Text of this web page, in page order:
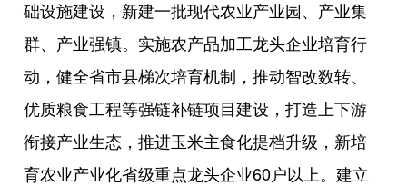
础设施建设，新建一批现代农业产业园、产业集
群、产业强镇。实施农产品加工龙头企业培育行
动，健全省市县梯次培育机制，推动智改数转、
优质粮食工程等强链补链项目建设，打造上下游
衔接产业生态，推进玉米主食化提档升级，新培
育农业产业化省级重点龙头企业60户以上。建立